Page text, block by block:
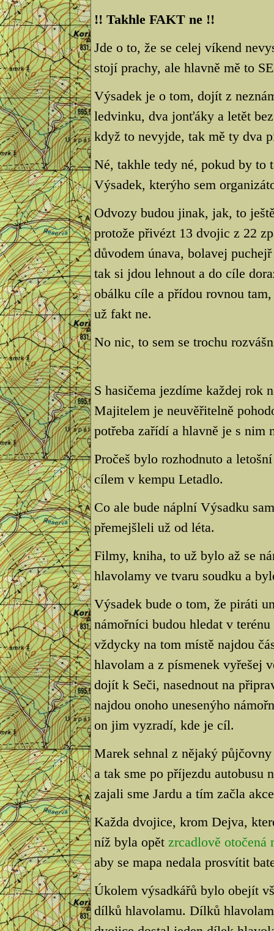
!! Takhle FAKT ne !!
Jde o to, že se celej víkend
stojí prachy, ale hlavně mě to
Výsadek je o tom, dojít z
ledvinku, dva jonťáky a letět
když to nevyjde, tak mě ty dva
Né, takhle tedy né, pokud by to
Výsadek, kterýho sem
Odvozy budou jinak, jak, to
protože přivézt 13 dvojic z 22
důvodem únava, bolavej
tak si jdou lehnout a do cíle
obálku cíle a přídou rovnou
už fakt ne.
No nic, to sem se trochu
S hasičema jezdíme každej rok
Majitelem je neuvěřitelně
potřeba zařídí a hlavně je s nim
Pročeš bylo rozhodnuto a
cílem v kempu Letadlo.
Co ale bude náplní Výsadku
přemejšleli už od léta.
Filmy, kniha, to už bylo až se
hlavolamy ve tvaru soudku a
Výsadek bude o tom, že piráti
námořníci budou hledat v
vždycky na tom místě najdou
hlavolam a z písmenek vyřešej
dojít k Seči, nasednout na
najdou onoho unesenýho
on jim vyzradí, kde je cíl.
Marek sehnal z nějaký
a tak sme po příjezdu
zajali sme Jardu a tím začla
Každa dvojice, krom Dejva,
níž byla opět zrcadlově otočená
aby se mapa nedala prosvítit
Úkolem výsadkářů bylo obejít
dílků hlavolamu. Dílků